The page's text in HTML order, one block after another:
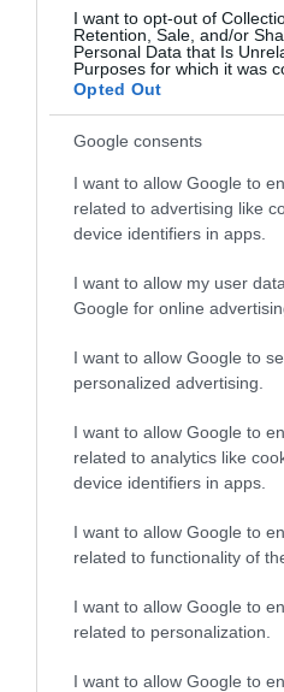
I want to opt-out of
Retention, Sale, and/or
Personal Data that Is
Purposes for which it was
Opted Out
Google consents
I want to allow Google to
related to advertising like
device identifiers in apps.
I want to allow my user
Google for online
I want to allow Google to
personalized advertising.
I want to allow Google to
related to analytics like
device identifiers in apps.
I want to allow Google to
related to functionality of
I want to allow Google to
related to personalization.
I want to allow Google to
07.08.2026 | 18:20
Βαρύ πένθος για τον
από την Εύβοια που έφυγε
ζωή
07.08.2026 | 18:00